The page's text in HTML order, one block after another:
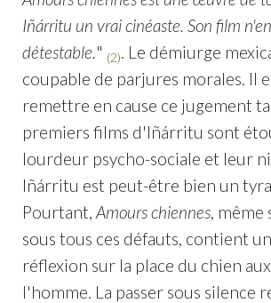
Iñárritu un vrai cinéaste. Son film
détestable." (2). Le démiurge
coupable de parjures morales. Il
remettre en cause ce jugement
premiers films d'Iñárritu sont
lourdeur psycho-sociale et leur
Iñárritu est peut-être bien un
Pourtant, Amours chiennes, même
sous tous ces défauts, contient
réflexion sur la place du chien
l'homme. La passer sous silence